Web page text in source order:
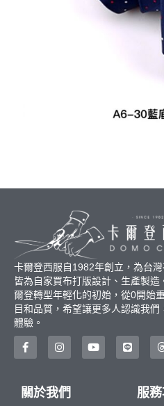
卡爾登西服自1982年創立，為台
皆為自家買布打版設計、生產製
爾登轉型年輕化的初始，從0開始
目和品質，希望讓更多人認識我
體驗。
關於我們 服務